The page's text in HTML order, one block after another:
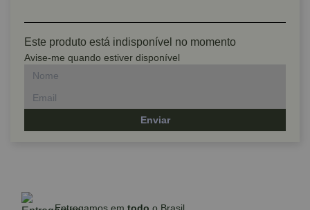
Este produto está indisponível no momento
Avise-me quando estiver disponível
Enviar